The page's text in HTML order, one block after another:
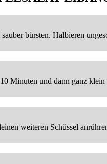
bürsten. Halbieren
Minuten und dann ganz klein
weiteren Schüssel